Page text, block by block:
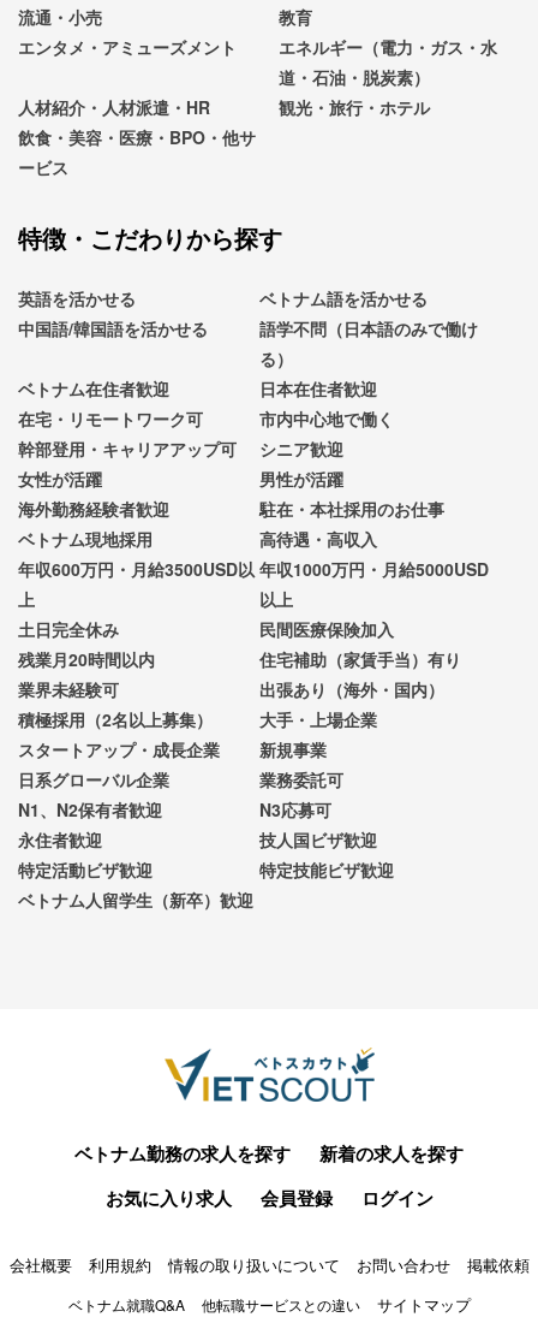
流通・小売
教育
エンタメ・アミューズメント
エネルギー（電力・ガス・水
道・石油・脱炭素）
人材紹介・人材派遣・HR
観光・旅行・ホテル
飲食・美容・医療・BPO・他サ
ービス
特徴・こだわりから探す
英語を活かせる
ベトナム語を活かせる
中国語/韓国語を活かせる
語学不問（日本語のみで働け
る）
ベトナム在住者歓迎
日本在住者歓迎
在宅・リモートワーク可
市内中心地で働く
幹部登用・キャリアアップ可
シニア歓迎
女性が活躍
男性が活躍
海外勤務経験者歓迎
駐在・本社採用のお仕事
ベトナム現地採用
高待遇・高収入
年収600万円・月給3500USD以
上
年収1000万円・月給5000USD
以上
土日完全休み
民間医療保険加入
残業月20時間以内
住宅補助（家賃手当）有り
業界未経験可
出張あり（海外・国内）
積極採用（2名以上募集）
大手・上場企業
スタートアップ・成長企業
新規事業
日系グローバル企業
業務委託可
N1、N2保有者歓迎
N3応募可
永住者歓迎
技人国ビザ歓迎
特定活動ビザ歓迎
特定技能ビザ歓迎
ベトナム人留学生（新卒）歓迎
ベトナム勤務の求人を探す
新着の求人を探す
お気に入り求人
会員登録 ログイン
会社概要 利用規約 情報の取り扱いについて お問い合わせ 掲載依頼
ベトナム就職Q&A 他転職サービスとの違い サイトマップ